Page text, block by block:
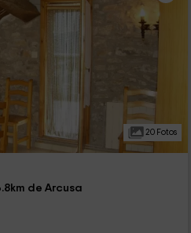
20 Fotos
de Arcusa